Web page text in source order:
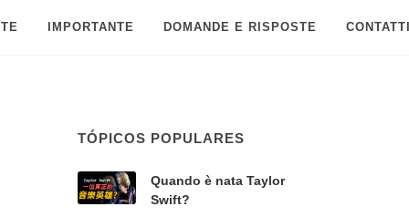
IMPORTANTE DOMANDE E RISPOSTE
TÓPICOS POPULARES
Quando è nata Taylor
Swift?